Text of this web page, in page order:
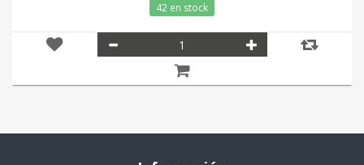
42 en stock